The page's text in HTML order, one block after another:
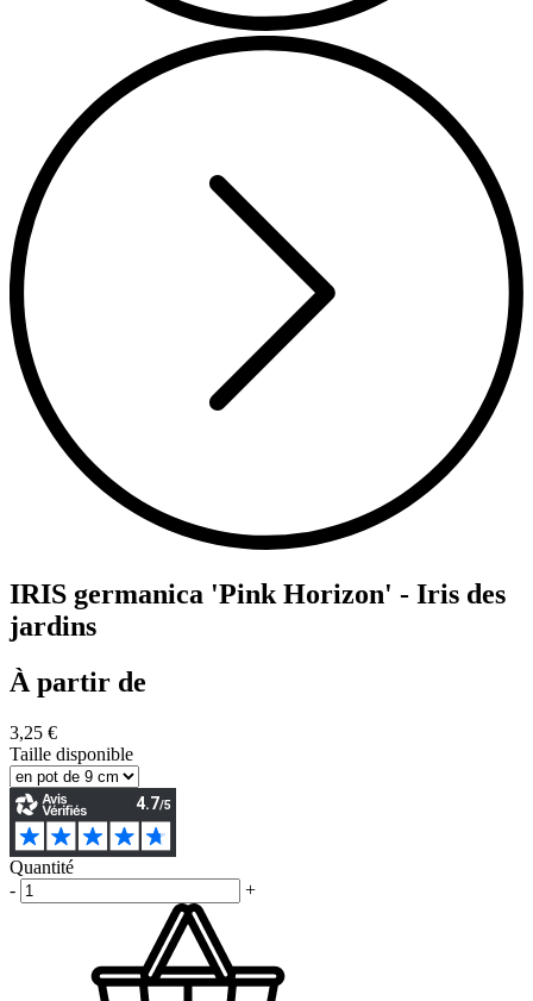
IRIS germanica 'Pink Horizon' - Iris des
jardins
À partir de
3,25 €
Taille disponible
Quantité
-
+